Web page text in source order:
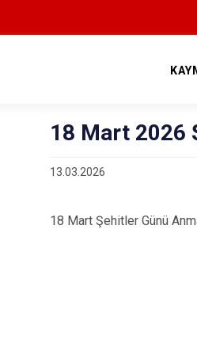
18 Mart 2026
13.03.2026
18 Mart Şehitler Günü